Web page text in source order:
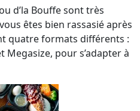
d’la Bouffe sont très
êtes bien rassasié après
quatre formats différents :
Megasize, pour s’adapter à